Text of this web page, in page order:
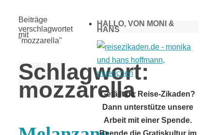
Start
Beiträge
verschlagwortet
mit
"mozzarella"
Schlagwort:
mozzarella
HALLO, VON MONI &
HANS
Gefällt dir Reise-Zikaden?
Dann unterstütze unsere
Arbeit mit einer Spende.
Beende die Gratiskultur im